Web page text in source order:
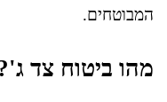
המבוטחים.
מהו ביטוח צד